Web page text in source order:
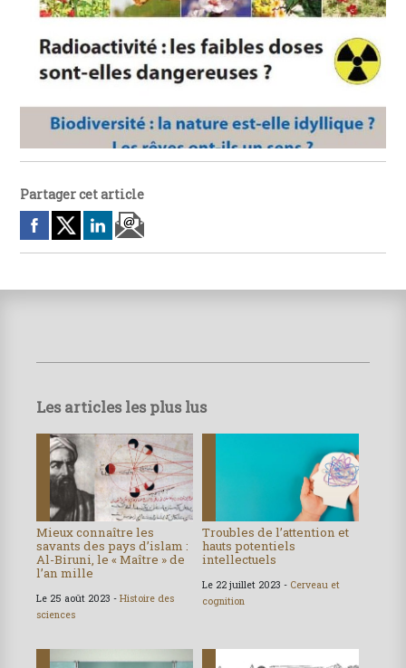
Partager cet article
Les articles les plus lus
Mieux connaître les
savants des pays d’islam :
Al-Biruni, le « Maître » de
l’an mille
Le 25 août 2023 - Histoire des
sciences
Troubles de l’attention et
hauts potentiels
intellectuels
Le 22 juillet 2023 - Cerveau et
cognition